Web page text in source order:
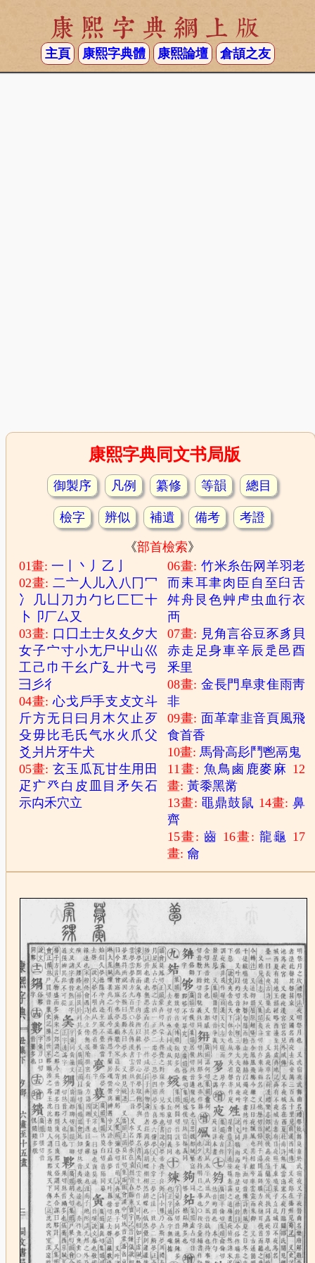
康熙字典網上版
主頁 康熙字典體 康熙論壇 倉頡之友
康熙字典同文书局版
御製序 凡例 纂修 等韻 總目
檢字 辨似 補遺 備考 考證
《部首檢索》
01畫:一 丶 丿 乙
02畫:二亠 人 儿入 八 冂冖
冫
几 凵 刀 力 勹 匕 匚匸十
卜
卩厂厶 又
03畫: 口 囗 土士夂 夊 夕大
女子宀寸小尢尸 屮 山巛
工 己 巾 干幺 广廴廾弋弓
彐 彡彳
04畫:心戈 戶手支 攴文斗
斤方无 日 曰 月木 欠止 歹
殳毋 比毛 氏气水 火 爪父
爻 爿 片牙牛犬
05畫:玄玉 瓜瓦甘生用 田
疋 疒癶 白 皮 目矛 矢石
示禸禾穴立
06畫: 竹米糸缶网 羊羽老
而耒耳聿肉 臣 自 至 臼舌
舛舟 艮色艸 虍 虫 血行衣
襾
07畫: 見角言谷豆豕豸 貝
赤走 足身車辛辰 辵 邑酉
釆里
08畫: 金長門 阜隶隹雨靑
非
09畫: 面革韋韭音頁風飛
食首香
10畫:馬骨高髟 鬥鬯鬲 鬼
11畫: 魚鳥 鹵 鹿麥 麻 12
畫:黃黍黑黹
13畫: 黽鼎鼓鼠 14畫:鼻
齊
15畫:齒 16畫:龍龜 17
畫:龠